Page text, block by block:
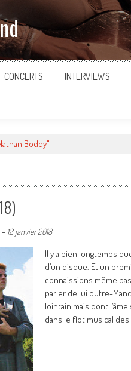
CONCERTS INTERVIEWS
Boddy"
- 12 janvier 2018
Il y a bien longtemps
d’un disque. Et un
connaissions même
parler de lui outre-
lointain mais dont
dans le flot musical